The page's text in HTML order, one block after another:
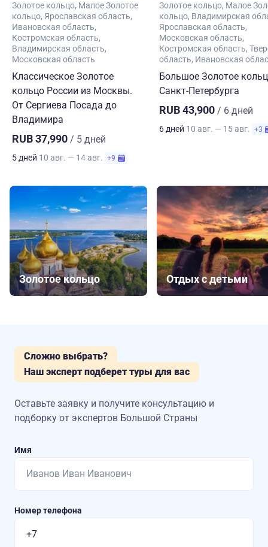
Золотое кольцо Малое Золотое
кольцо Ярославская область
Ивановская область
Костромская область
Владимирская область
Московская область
Классическое Золотое
кольцо России из Москвы.
От Сергиева Посада до
Владимира
RUB 37,990 / 5 дней
5 дней 10 авг. — 14 авг. +9
Золотое кольцо Малое
кольцо Владимирская
Ярославская область
Московская область
Костромская область
область Ивановская
Большое Золотое
Санкт-Петербурга
RUB 43,900 / 6 дней
6 дней 10 авг. — 15 авг. +3
Золотое кольцо Отдых с детьми
Сложно выбрать?
Наш эксперт подберет туры для вас
Оставьте заявку и получите консультацию и
подборку от экспертов Большой Страны
Имя
Номер телефона